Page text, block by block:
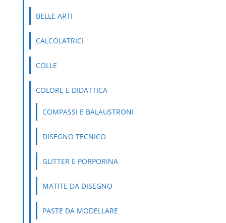
BELLE ARTI
CALCOLATRICI
COLLE
COLORE E DIDATTICA
COMPASSI E BALAUSTRONI
DISEGNO TECNICO
GLITTER E PORPORINA
MATITE DA DISEGNO
PASTE DA MODELLARE